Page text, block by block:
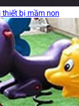
thiết bị mầm non